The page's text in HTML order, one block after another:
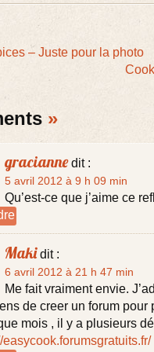
– Juste pour la photo
»
gracianne dit :
5 avril 2012 à 9 h 09 min
Qu’est-ce que j’aime ce
Maki dit :
6 avril 2012 à 21 h 47 min
Me fait vraiment envie.
de creer un forum pour
mois , il y a plusieurs
easycook.forumsgratuits.fr/